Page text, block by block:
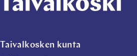
Taivalkosken kunta